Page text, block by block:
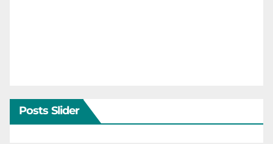
Posts Slider